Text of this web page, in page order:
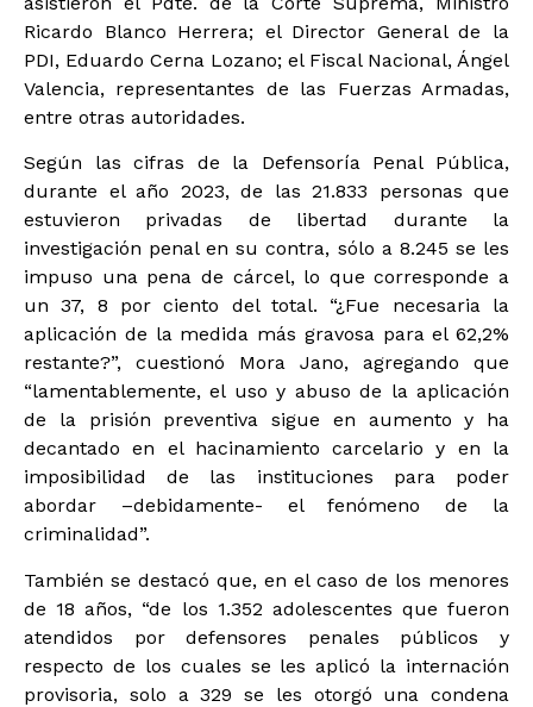
Ricardo Blanco Herrera; el Director General de la
PDI, Eduardo Cerna Lozano; el Fiscal Nacional, Ángel
Valencia, representantes de las Fuerzas Armadas,
entre otras autoridades.
Según las cifras de la Defensoría Penal Pública,
durante el año 2023, de las 21.833 personas que
estuvieron privadas de libertad durante la
investigación penal en su contra, sólo a 8.245 se les
impuso una pena de cárcel, lo que corresponde a
un 37, 8 por ciento del total. “¿Fue necesaria la
aplicación de la medida más gravosa para el 62,2%
restante?”, cuestionó Mora Jano, agregando que
“lamentablemente, el uso y abuso de la aplicación
de la prisión preventiva sigue en aumento y ha
decantado en el hacinamiento carcelario y en la
imposibilidad de las instituciones para poder
abordar –debidamente- el fenómeno de la
criminalidad”.
También se destacó que, en el caso de los menores
de 18 años, “de los 1.352 adolescentes que fueron
atendidos por defensores penales públicos y
respecto de los cuales se les aplicó la internación
provisoria, solo a 329 se les otorgó una condena